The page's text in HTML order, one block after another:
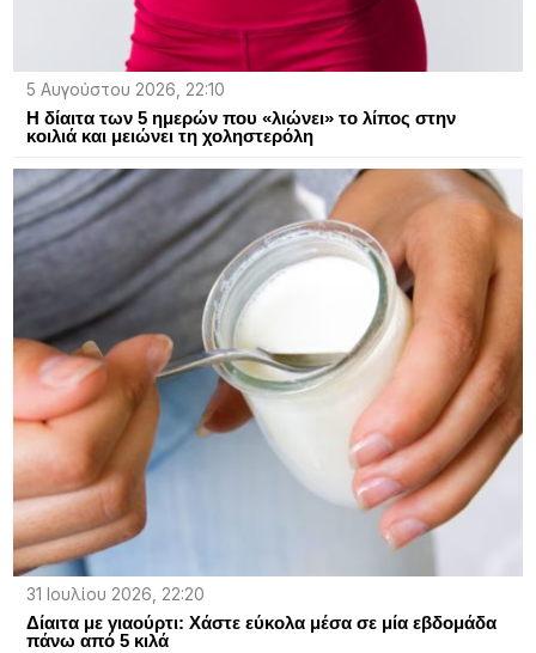
5 Αυγούστου 2026, 22:10
Η δίαιτα των 5 ημερών που «λιώνει» το λίπος στην
κοιλιά και μειώνει τη χοληστερόλη
31 Ιουλίου 2026, 22:20
Δίαιτα με γιαούρτι: Χάστε εύκολα μέσα σε μία εβδομάδα
πάνω από 5 κιλά